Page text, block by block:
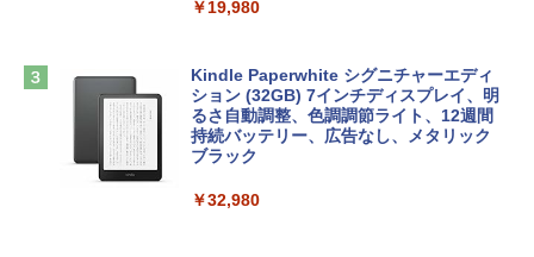
Apple 2026 MacBook Air M5チップ搭載
13インチノートブック：AIとApple Intell
igence、13.6インチLiquid Retinaディ
スプレイ、24GBユニファイドメモリ、1
ラ、Touch ID - ミッドナイト + 3年延長
インゲームコード】 ロブロックス | オン
ラインコード版
￥3,200
Robloxギフトカード - 1000 Robux 【限
ClaudeCode いちばんやさしい 教科書:
にもKindle出版にも！ 非エンジニアのた
めのAIコーディング入門シリーズ
￥99
1冊ですべて身につくHTML & CSSとWe
￥19,980
Kindle Paperwhite シグニチャーエディ
ション (32GB) 7インチディスプレイ、明
るさ自動調整、色調調節ライト、12週間
持続バッテリー、広告なし、メタリック
ブラック
￥32,980